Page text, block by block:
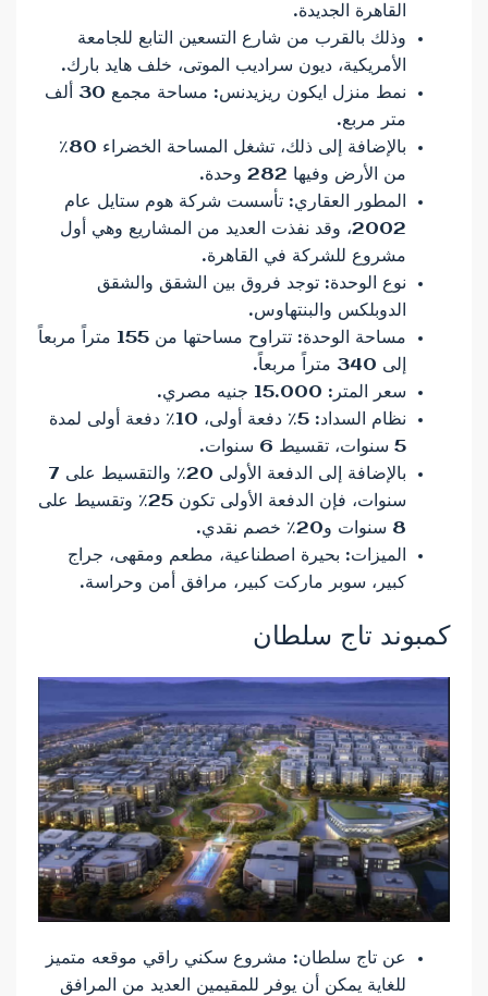
القاهرة الجديدة.
وذلك بالقرب من شارع التسعين التابع للجامعة
الأمريكية، ديون سراديب الموتى، خلف هايد بارك.
نمط منزل ايكون ريزيدنس: مساحة مجمع 30 ألف
متر مربع.
بالإضافة إلى ذلك، تشغل المساحة الخضراء 80٪
من الأرض وفيها 282 وحدة.
المطور العقاري: تأسست شركة هوم ستايل عام
2002، وقد نفذت العديد من المشاريع وهي أول
مشروع للشركة في القاهرة.
نوع الوحدة: توجد فروق بين الشقق والشقق
الدوبلكس والبنتهاوس.
مساحة الوحدة: تتراوح مساحتها من 155 متراً مربعاً
إلى 340 متراً مربعاً.
سعر المتر: 15.000 جنيه مصري.
نظام السداد: 5٪ دفعة أولى، 10٪ دفعة أولى لمدة
5 سنوات، تقسيط 6 سنوات.
بالإضافة إلى الدفعة الأولى 20٪ والتقسيط على 7
سنوات، فإن الدفعة الأولى تكون 25٪ وتقسيط على
8 سنوات و20٪ خصم نقدي.
الميزات: بحيرة اصطناعية، مطعم ومقهى، جراج
كبير، سوبر ماركت كبير، مرافق أمن وحراسة.
كمبوند تاج سلطان
عن تاج سلطان: مشروع سكني راقي موقعه متميز
للغاية يمكن أن يوفر للمقيمين العديد من المرافق